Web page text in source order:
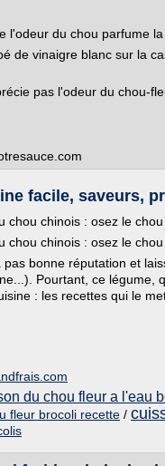
l'odeur du chou parfume
de vinaigre blanc sur la
pas l'odeur du chou-
facile, saveurs,
chou chinois : osez le chou
chou chinois : osez le chou
bonne réputation et
Pourtant, ce légume,
: les recettes qui le
du chou fleur a l'eau
fleur brocoli recette /